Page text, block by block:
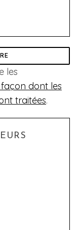
les
dont les
traitées.